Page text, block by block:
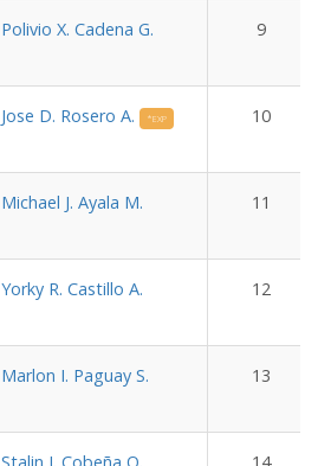
Polivio X. Cadena G. 9
Jose D. Rosero A. *EXP 10
Michael J. Ayala M. 11
Yorky R. Castillo A. 12
Marlon I. Paguay S. 13